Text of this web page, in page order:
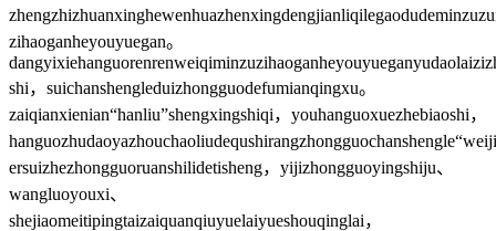
zihaoganheyouyuegan。
shi，suichanshengleduizhongguodefumianqingxu。
zaiqianxienian“hanliu”shengxingshiqi，youhanguoxuezhebiaoshi，
ersuizhezhongguoruanshilidetisheng，yijizhongguoyingshiju、
wangluoyouxi、
shejiaomeitipingtaizaiquanqiuyuelaiyueshouqinglai，